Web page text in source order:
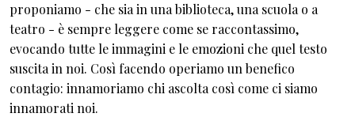
proponiamo - che sia in una biblioteca, una scuola o a
teatro - è sempre leggere come se raccontassimo,
evocando tutte le immagini e le emozioni che quel testo
suscita in noi. Così facendo operiamo un benefico
contagio: innamoriamo chi ascolta così come ci siamo
innamorati noi.